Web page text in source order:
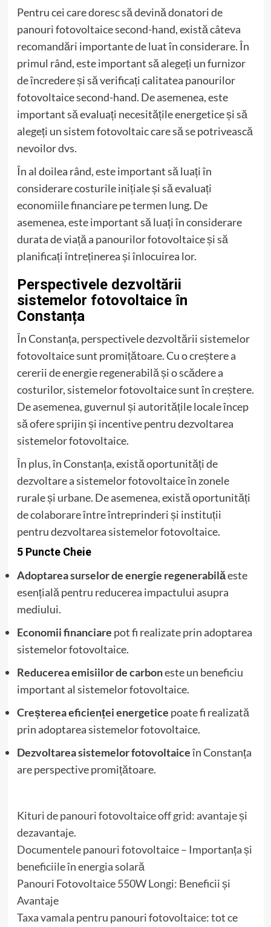
Pentru cei care doresc să devină donatori de
panouri fotovoltaice second-hand, există câteva
recomandări importante de luat în considerare. În
primul rând, este important să alegeți un furnizor
de încredere și să verificați calitatea panourilor
fotovoltaice second-hand. De asemenea, este
important să evaluați necesitățile energetice și să
alegeți un sistem fotovoltaic care să se potrivească
nevoilor dvs.
În al doilea rând, este important să luați în
considerare costurile inițiale și să evaluați
economiile financiare pe termen lung. De
asemenea, este important să luați în considerare
durata de viață a panourilor fotovoltaice și să
planificați întreținerea și înlocuirea lor.
Perspectivele dezvoltării
sistemelor fotovoltaice în
Constanța
În Constanța, perspectivele dezvoltării sistemelor
fotovoltaice sunt promițătoare. Cu o creștere a
cererii de energie regenerabilă și o scădere a
costurilor, sistemelor fotovoltaice sunt în creștere.
De asemenea, guvernul și autoritățile locale încep
să ofere sprijin și incentive pentru dezvoltarea
sistemelor fotovoltaice.
În plus, în Constanța, există oportunități de
dezvoltare a sistemelor fotovoltaice în zonele
rurale și urbane. De asemenea, există oportunități
de colaborare între întreprinderi și instituții
pentru dezvoltarea sistemelor fotovoltaice.
5 Puncte Cheie
Adoptarea surselor de energie regenerabilăeste
esențială pentru reducerea impactului asupra
mediului.
Economii financiare pot fi realizate prin adoptarea
sistemelor fotovoltaice.
Reducerea emisiilor de carboneste un beneficiu
important al sistemelor fotovoltaice.
Creșterea eficienței energetice poate fi realizată
prin adoptarea sistemelor fotovoltaice.
Dezvoltarea sistemelor fotovoltaiceîn Constanța
are perspective promițătoare.
Kituri de panouri fotovoltaice off grid: avantaje și
dezavantaje.
Documentele panouri fotovoltaice – Importanța și
beneficiile în energia solară
Panouri Fotovoltaice 550W Longi: Beneficii și
Avantaje
Taxa vamala pentru panouri fotovoltaice: tot ce